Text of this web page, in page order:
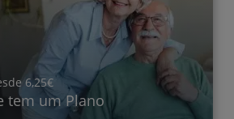
Cardiologia
Cuide do seu coração